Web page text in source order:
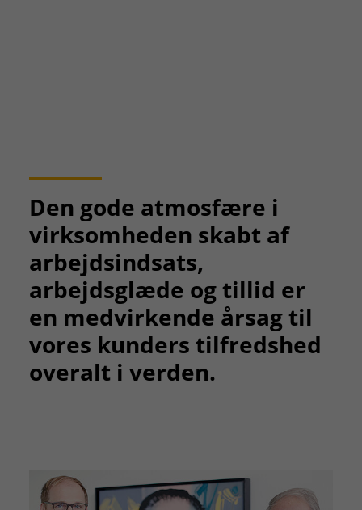
Den gode atmosfære i
virksomheden skabt af
arbejdsindsats,
arbejdsglæde og tillid er
en medvirkende årsag til
vores kunders tilfredshed
overalt i verden.